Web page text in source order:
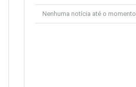
Nenhuma notícia até o momento